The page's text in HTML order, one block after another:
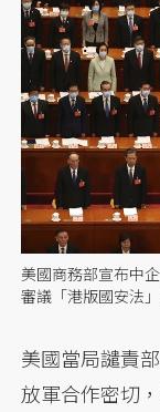
美國商務部宣布中
審議「港版國安法
美國當局譴責
放軍合作密切